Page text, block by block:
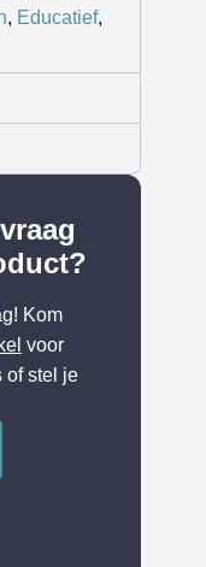
, Educatief,
Kom
voor
of stel je